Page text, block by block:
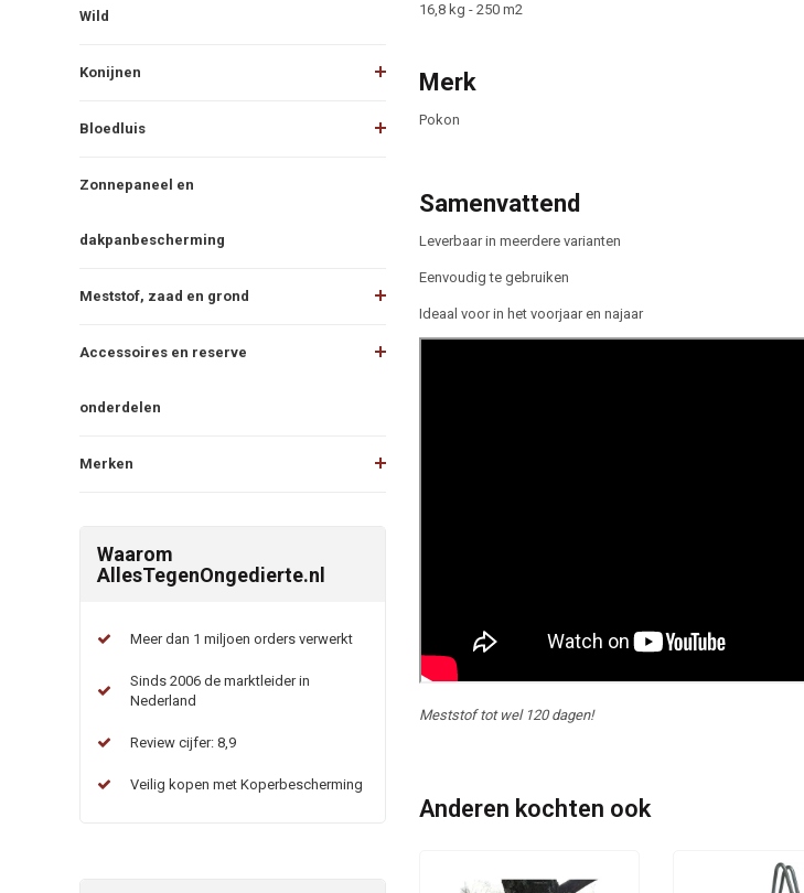
Wild
Konijnen
Bloedluis
Zonnepaneel en
dakpanbescherming
Meststof, zaad en grond
Accessoires en reserve
onderdelen
Merken
Waarom
AllesTegenOngedierte.nl
Meer dan 1 miljoen orders verwerkt
Sinds 2006 de marktleider in
Nederland
Review cijfer: 8,9
Veilig kopen met Koperbescherming
16,8 kg - 250 m2
Merk
Pokon
Samenvattend
Leverbaar in meerdere varianten
Eenvoudig te gebruiken
Ideaal voor in het voorjaar en najaar
Meststof tot wel 120 dagen!
Anderen kochten ook